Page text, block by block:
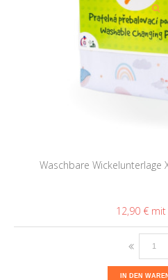
Waschbare Wickelunterlage
12,90 €
IN DEN